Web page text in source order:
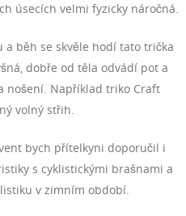
úsecích velmi fyzicky náročná.
běh se skvěle hodí tato trička
dobře od těla odvádí pot a
nošení. Například triko Craft
volný střih.
bych přítelkyni doporučil i
s cyklistickými brašnami a
v zimním období.